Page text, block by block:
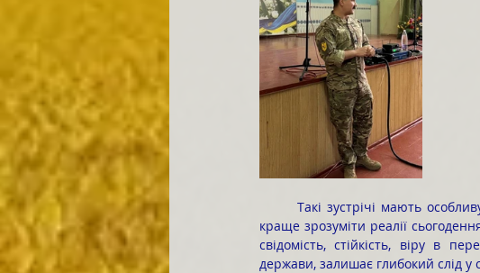
краще зрозуміти реалії
свідомість, стійкість, віру в
держави, залишає глибокий слід у